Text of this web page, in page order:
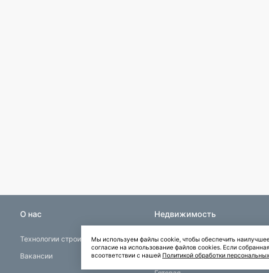
О нас
Технологии строительства
Вакансии
Недвижимость
Строящаяся
Квартиры в Буграх
Мы используем файлы cookie, чтобы обеспечить
согласие на использование файлов cookies. Если
всоответствии с нашей Политикой обработки